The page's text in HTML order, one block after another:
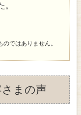
。
ではありません。
まの声